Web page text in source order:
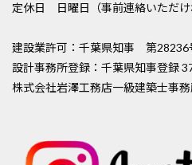
定休日 日曜日（事前連絡いただけ
建設業許可：千葉県知事 第28236
設計事務所登録：千葉県知事登録
株式会社岩澤工務店一級建築士事